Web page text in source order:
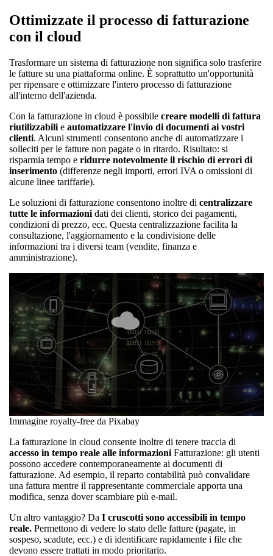
Ottimizzate il processo di fatturazione
con il cloud
Trasformare un sistema di fatturazione non significa solo trasferire
le fatture su una piattaforma online. È soprattutto un'opportunità
per ripensare e ottimizzare l'intero processo di fatturazione
all'interno dell'azienda.
Con la fatturazione in cloud è possibile creare modelli di fattura
riutilizzabili e automatizzare l'invio di documenti ai vostri
clienti. Alcuni strumenti consentono anche di automatizzare i
solleciti per le fatture non pagate o in ritardo. Risultato: si
risparmia tempo e ridurre notevolmente il rischio di errori di
inserimento (differenze negli importi, errori IVA o omissioni di
alcune linee tariffarie).
Le soluzioni di fatturazione consentono inoltre di centralizzare
tutte le informazioni dati dei clienti, storico dei pagamenti,
condizioni di prezzo, ecc. Questa centralizzazione facilita la
consultazione, l'aggiornamento e la condivisione delle
informazioni tra i diversi team (vendite, finanza e
amministrazione).
Immagine royalty-free da Pixabay
La fatturazione in cloud consente inoltre di tenere traccia di
accesso in tempo reale alle informazioni Fatturazione: gli utenti
possono accedere contemporaneamente ai documenti di
fatturazione. Ad esempio, il reparto contabilità può convalidare
una fattura mentre il rappresentante commerciale apporta una
modifica, senza dover scambiare più e-mail.
Un altro vantaggio? Da I cruscotti sono accessibili in tempo
reale. Permettono di vedere lo stato delle fatture (pagate, in
sospeso, scadute, ecc.) e di identificare rapidamente i file che
devono essere trattati in modo prioritario.